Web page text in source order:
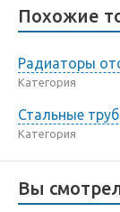
Похожие
Радиаторы
Категория
Стальные
Категория
Вы